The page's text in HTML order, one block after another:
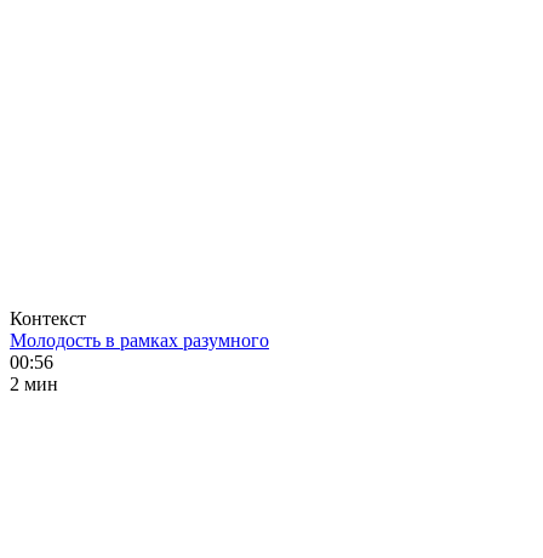
Контекст
Молодость в рамках разумного
00:56
2 мин